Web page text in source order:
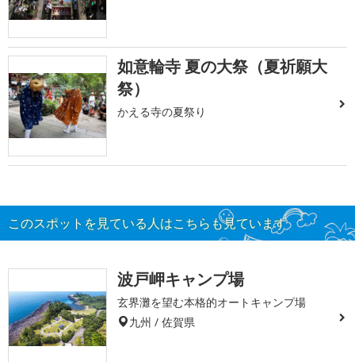
如意輪寺 夏の大祭（夏祈願大
祭）
かえる寺の夏祭り
このスポットを見ている人はこちらも見ています
波戸岬キャンプ場
玄界灘を望む本格的オートキャンプ場
九州 / 佐賀県